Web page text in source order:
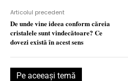
Articolul precedent
De unde vine ideea conform căreia
cristalele sunt vindecătoare? Ce
dovezi există în acest sens
Pe aceeaşi temă